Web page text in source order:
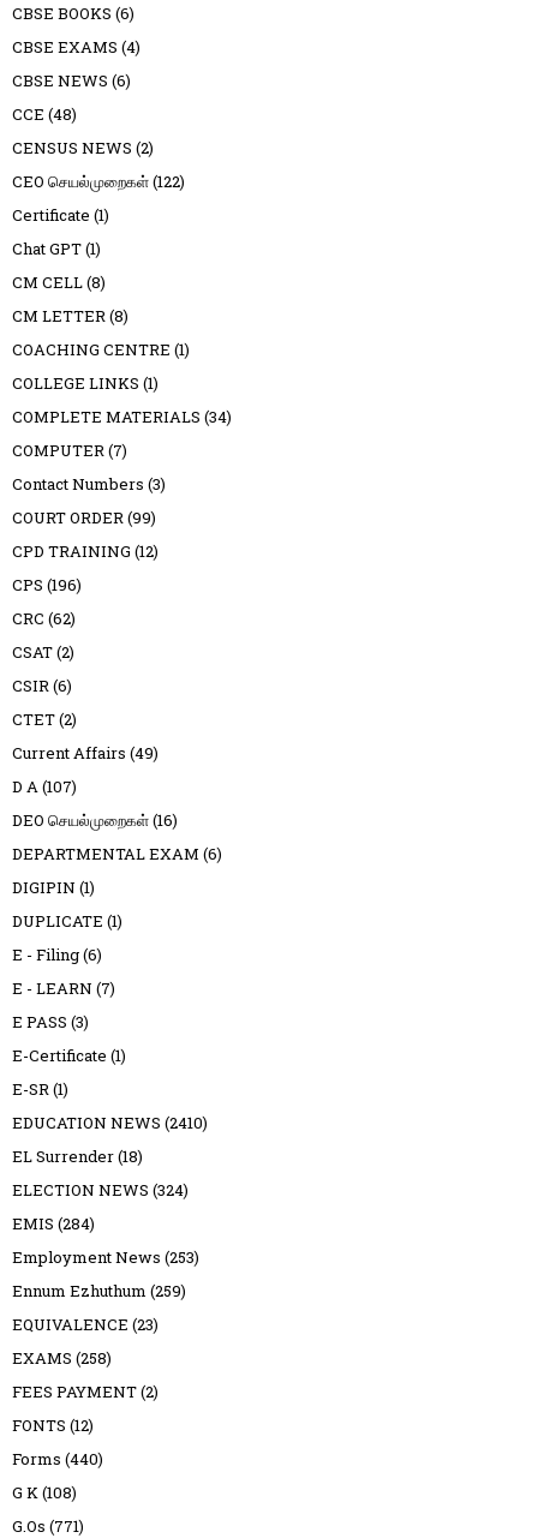
CBSE BOOKS (6)
CBSE EXAMS (4)
CBSE NEWS (6)
CCE (48)
CENSUS NEWS (2)
CEO செயல்முறைகள்(122)
Certificate (1)
Chat GPT(1)
CM CELL(8)
CM LETTER(8)
COACHING CENTRE (1)
COLLEGE LINKS (1)
COMPLETE MATERIALS (34)
COMPUTER(7)
Contact Numbers (3)
COURT ORDER(99)
CPD TRAINING (12)
CPS (196)
CRC (62)
CSAT(2)
CSIR(6)
CTET(2)
Current Affairs (49)
D A(107)
DEO செயல்முறைகள்(16)
DEPARTMENTAL EXAM (6)
DIGIPIN (1)
DUPLICATE (1)
E - Filing(6)
E - LEARN (7)
E PASS (3)
E-Certificate (1)
E-SR(1)
EDUCATION NEWS (2410)
EL Surrender(18)
ELECTION NEWS (324)
EMIS (284)
Employment News (253)
Ennum Ezhuthum (259)
EQUIVALENCE (23)
EXAMS (258)
FEES PAYMENT(2)
FONTS (12)
Forms (440)
G K(108)
G.Os (771)